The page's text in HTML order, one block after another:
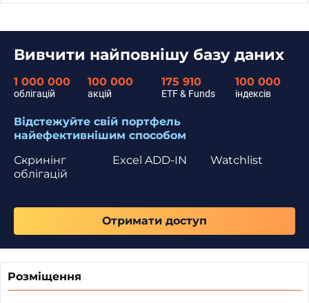
Вивчити найповнішу базу даних
1 000 000
облігацій
100 000
акцій
175 910
ETF & Funds
100 000
індексів
Відстежуйте свій портфель
найефективнішим способом
Скринінг
облігацій
Watchlist
Excel ADD-IN
Отримати доступ
Розміщення